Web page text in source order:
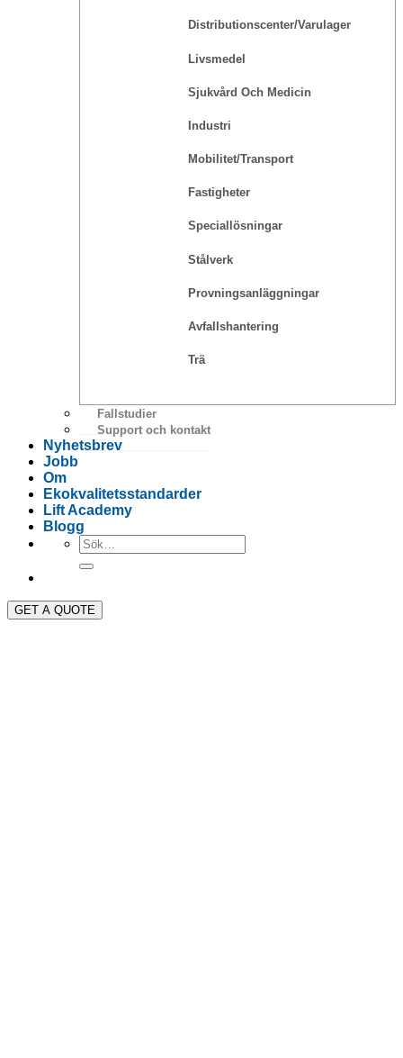
Distributionscenter/varulager
Livsmedel
Sjukvård Och Medicin
Industri
Mobilitet/transport
Fastigheter
Speciallösningar
Stålverk
Provningsanläggningar
Avfallshantering
Trä
Fallstudier
Support och kontakt
Nyhetsbrev
Jobb
Om
Ekokvalitetsstandarder
Lift Academy
Blogg
GET A QUOTE